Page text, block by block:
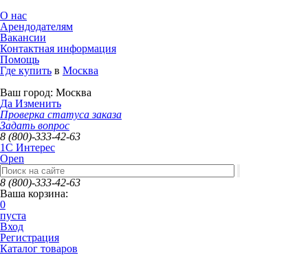
О нас
Арендодателям
Вакансии
Контактная информация
Помощь
Где купить в Москва
Ваш город: Москва
Да Изменить
Проверка статуса заказа
Задать вопрос
8 (800)-333-42-63
1C Интерес
Open
8 (800)-333-42-63
Ваша корзина:
0
пуста
Вход
Регистрация
Каталог товаров